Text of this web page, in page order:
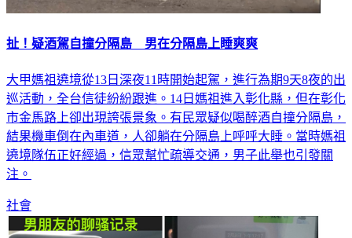
扯！疑酒駕自撞分隔島 男在分隔島上睡爽爽
大甲媽祖遶境從13日深夜11時開始起駕，進行為期9天8夜的出
巡活動，全台信徒紛紛跟進。14日媽祖進入彰化縣，但在彰化
市金馬路上卻出現誇張景象。有民眾疑似喝醉酒自撞分隔島，
結果機車倒在內車道，人卻躺在分隔島上呼呼大睡。當時媽祖
遶境隊伍正好經過，信眾幫忙疏導交通，男子此舉也引發關
注。
社會